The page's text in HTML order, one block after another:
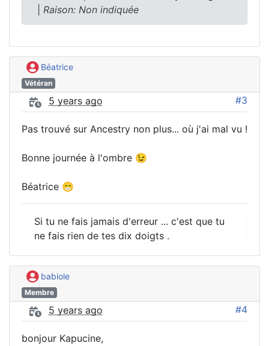
Raison: Non indiquée
Béatrice
Vétéran
5 years ago #3
Pas trouvé sur Ancestry non plus... où j'ai mal vu !
Bonne journée à l'ombre 😉
Béatrice 😁
Si tu ne fais jamais d'erreur ... c'est que tu
ne fais rien de tes dix doigts .
babiole
Membre
5 years ago #4
bonjour Kapucine,